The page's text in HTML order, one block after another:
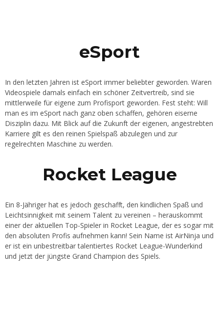
eSport
In den letzten Jahren ist eSport immer beliebter geworden. Waren
Videospiele damals einfach ein schöner Zeitvertreib, sind sie
mittlerweile für eigene zum Profisport geworden. Fest steht: Will
man es im eSport nach ganz oben schaffen, gehören eiserne
Disziplin dazu. Mit Blick auf die Zukunft der eigenen, angestrebten
Karriere gilt es den reinen Spielspaß abzulegen und zur
regelrechten Maschine zu werden.
Rocket League
Ein 8-Jähriger hat es jedoch geschafft, den kindlichen Spaß und
Leichtsinnigkeit mit seinem Talent zu vereinen – herauskommt
einer der aktuellen Top-Spieler in Rocket League, der es sogar mit
den absoluten Profis aufnehmen kann! Sein Name ist AirNinja und
er ist ein unbestreitbar talentiertes Rocket League-Wunderkind
und jetzt der jüngste Grand Champion des Spiels.